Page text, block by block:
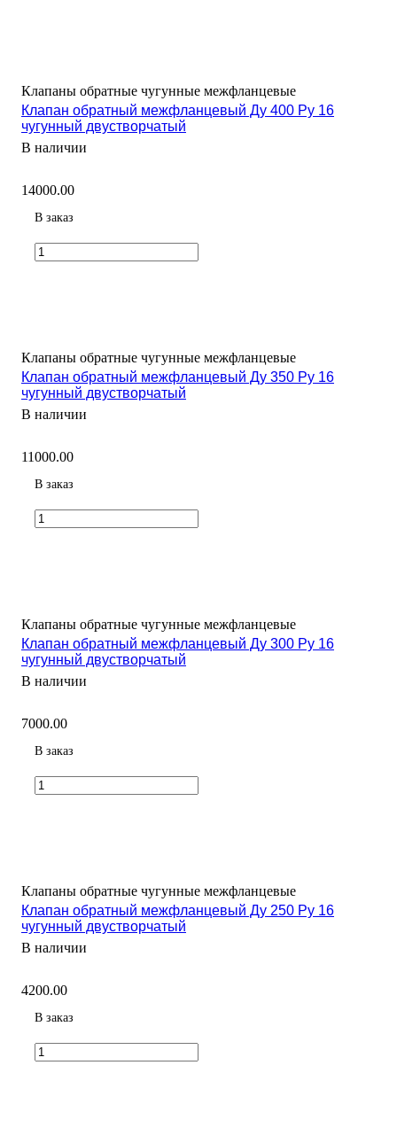
Клапаны обратные чугунные межфланцевые
Клапан обратный межфланцевый Ду 400 Ру 16
чугунный двустворчатый
В наличии
14000.00
В заказ
Клапаны обратные чугунные межфланцевые
Клапан обратный межфланцевый Ду 350 Ру 16
чугунный двустворчатый
В наличии
11000.00
В заказ
Клапаны обратные чугунные межфланцевые
Клапан обратный межфланцевый Ду 300 Ру 16
чугунный двустворчатый
В наличии
7000.00
В заказ
Клапаны обратные чугунные межфланцевые
Клапан обратный межфланцевый Ду 250 Ру 16
чугунный двустворчатый
В наличии
4200.00
В заказ